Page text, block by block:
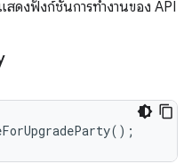
สดงฟังก์ชันการทำงานของ API